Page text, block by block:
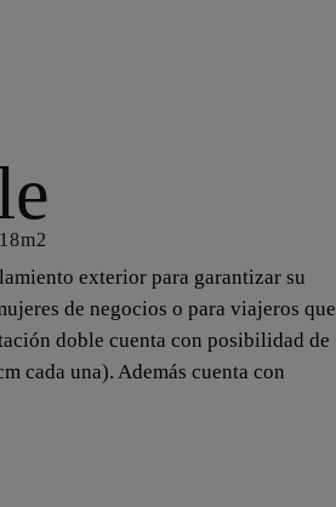
exterior para garantizar su
de negocios o para viajeros que
doble cuenta con posibilidad de
cada una). Además cuenta con